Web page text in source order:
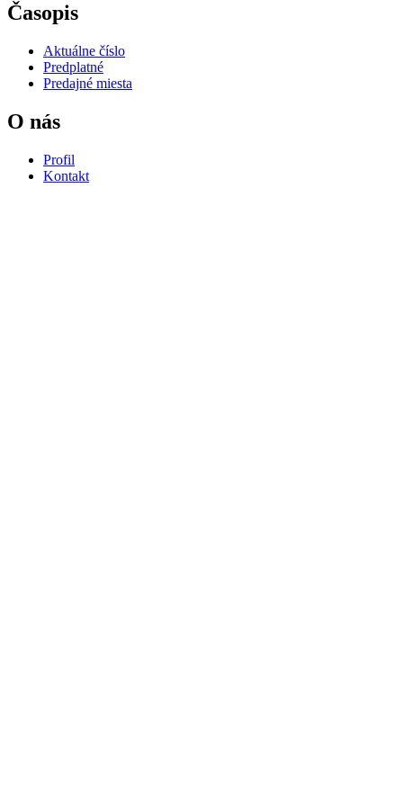
Časopis
Aktuálne číslo
Predplatné
Predajné miesta
O nás
Profil
Kontakt